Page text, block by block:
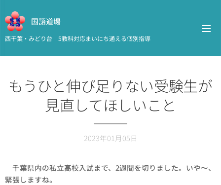
国語道場
西千葉・みどり台 5教科対応まいにち通える個別指導
もうひと伸び足りない受験生が
見直してほしいこと
2023年01月05日
千葉県内の私立高校入試まで、2週間を切りました。いや～、
緊張しますね。